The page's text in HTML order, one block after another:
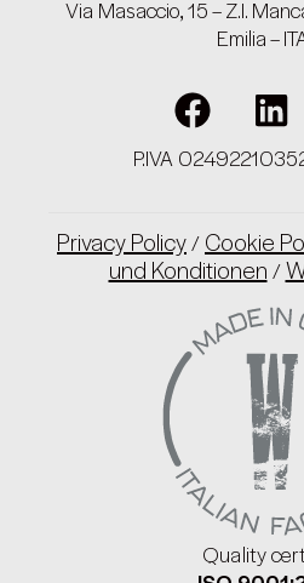
Via Masaccio, 15 – Z.I.
Emilia –
P.IVA
Privacy Policy / Cookie
und Konditionen /
Quality